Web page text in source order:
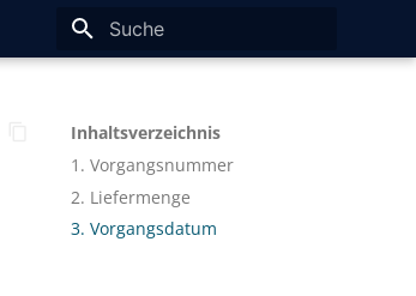
Inhaltsverzeichnis
1. Vorgangsnummer
2. Liefermenge
3. Vorgangsdatum